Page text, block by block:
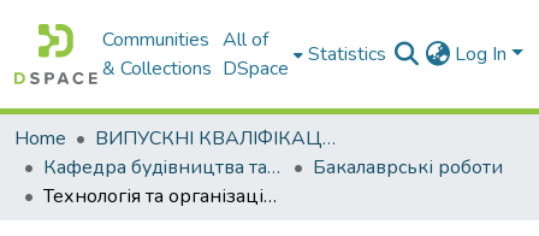
Communities
& Collections
All of
DSpace
Statistics Log In
Home
ВИПУСКНІ КВАЛІФІКАЦІЙНІ РОБОТИ
Кафедра будiвництва та експлуатацiї автомобiльних дорiг
Бакалаврські роботи
Технологія та організація ремонту і утримання мережі доріг місцевого значення Чернівецького району Чернівецької області